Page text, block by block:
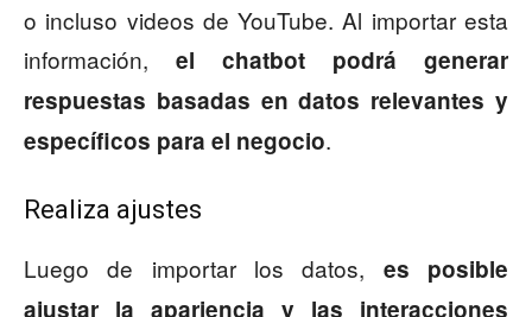
o incluso videos de YouTube. Al importar esta
información, el chatbot podrá generar
respuestas basadas en datos relevantes y
específicos para el negocio.
Realiza ajustes
Luego de importar los datos, es posible
ajustar la apariencia y las interacciones